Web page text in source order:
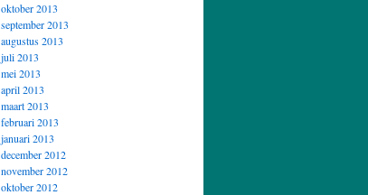
oktober 2013
september 2013
augustus 2013
juli 2013
mei 2013
april 2013
maart 2013
februari 2013
januari 2013
december 2012
november 2012
oktober 2012